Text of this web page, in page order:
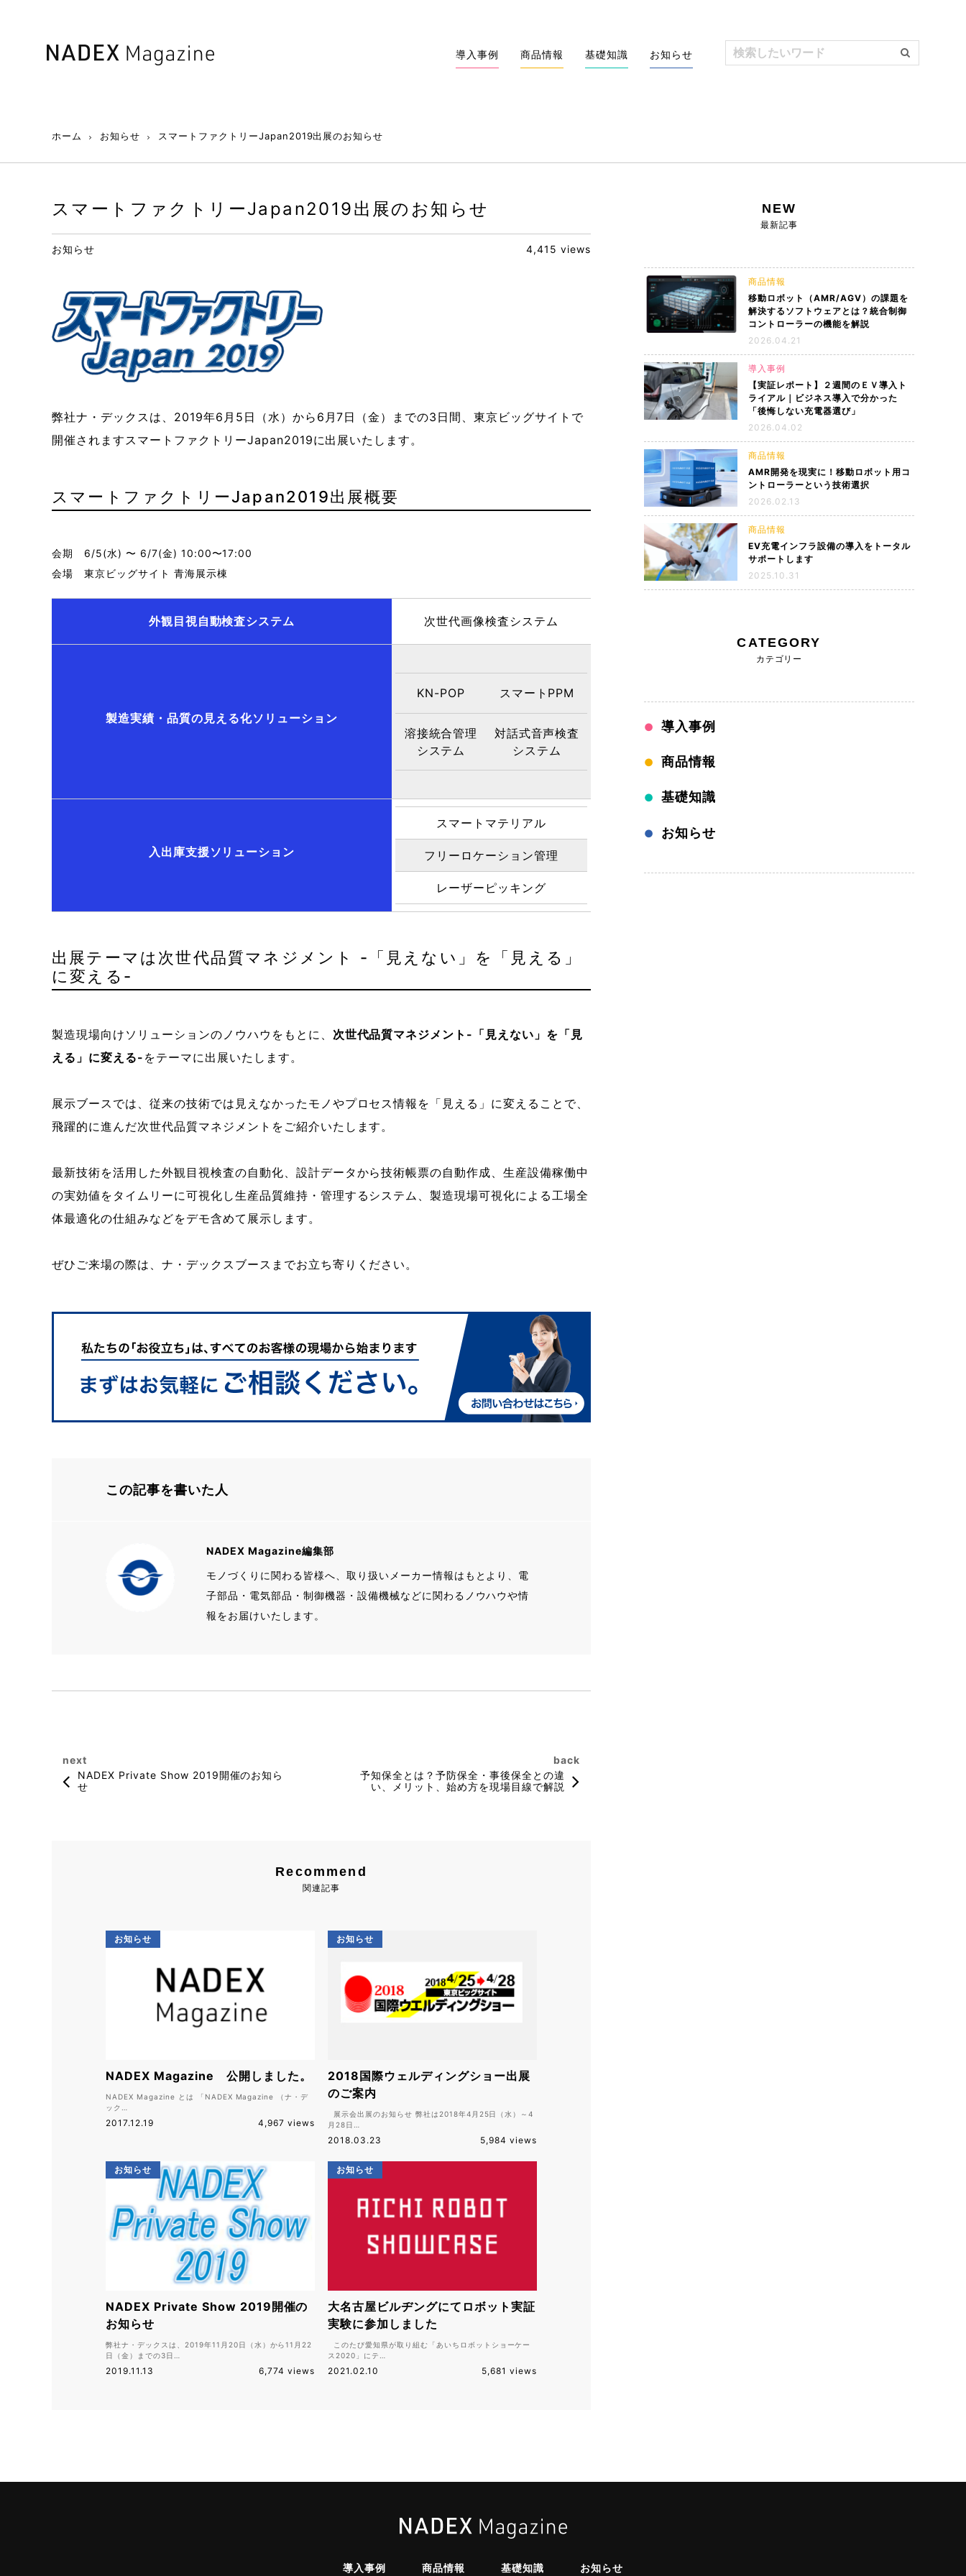
導入事例
トライアル｜ビジネス導入で分かっ
た「後悔しない充電器選び」
「EVを導入したいが、本当に仕事で使えるのか？」
「充電器の種類が多くてどれを選べ…
商品情報
を解決するソフトウェアとは？統合
制御コントローラーの機能を解説
移動ロボットを支える、ソフトウェアのご紹介 近年、
移動ロボット（AGV，AMR）…
用コントローラーという技術選択
搬送自動化の加速と課題 製造・物流現場では、人手不
足や多品種少量生産への対応を背…
2026.02.13
EV充電インフラ設備の導入をトー
EV充電インフラ設備の導入はナ・デックスにお任せく
2,550 views
混載積み付けロボットシステム｜E
FFY 03-mix
協働ロボットと3Dビジョンカメラを搭載したパレタイ
ズパッケージのご紹介です。ワー…
2025.08.06 1,958 views
基礎知識
削減に効果アリ！
工場内では一般的に、コンプレッサの圧縮空気の生産
量を100%とした場合、そのうち…
2023.10.24 7,198 views
との違い、メリット、始め方を現場
目線で解説
「設備が止まるたびに、生産計画は崩れ、現場は対応
に追われる。保全担当は休日でも呼…
加速度センサの種類と、選定のため
加速度センサの基礎概要 運動計測をするセンサの1種
47,867 views
お知らせ
レーザ無償トライキャンペーン
2025年7月から10月末までの期間限定で三菱電機製フ
ァイバーレーザMF100を…
2025.07.10 3,415 views
証実験しました
2021年11月2日（火）～ 3日（水）の2日間にわたり、
愛知県が主催するAIC…
2021.11.05
大名古屋ビルヂングにてロボット実
このたび愛知県が取り組む「あいちロボットショーケ
5,681 views
NADEX Private Show 2019開催
のお知らせ
弊社ナ・デックスは、2019年11月20日（水）から11
月22日（金）までの3日…
2019.11.13 6,774 views
ホーム お知らせ スマートファクトリーJapan2019出展のお知らせ
スマートファクトリーJapan2019出展のお知らせ
お知らせ 4,415 views
弊社ナ・デックスは、2019年6月5日（水）から6月7日（金）までの3日間、東京ビッグサイトで
開催されますスマートファクトリーJapan2019に出展いたします。
スマートファクトリーJapan2019出展概要
会期 6/5(水) 〜 6/7(金) 10:00〜17:00
会場 東京ビッグサイト 青海展示棟
外観目視自動検査システム 次世代画像検査システム
製造実績・品質の見える化ソリューション
KN-POP スマートPPM
溶接統合管理
システム
対話式音声検査
システム
入出庫支援ソリューション
スマートマテリアル
フリーロケーション管理
レーザーピッキング
出展テーマは次世代品質マネジメント -「見えない」を「見える」
に変える-
製造現場向けソリューションのノウハウをもとに、 次世代品質マネジメント-「見えない」を「見
える」に変える- をテーマに出展いたします。
展示ブースでは、従来の技術では見えなかったモノやプロセス情報を「見える」に変えることで、
飛躍的に進んだ次世代品質マネジメントをご紹介いたします。
最新技術を活用した外観目視検査の自動化、設計データから技術帳票の自動作成、生産設備稼働中
の実効値をタイムリーに可視化し生産品質維持・管理するシステム、製造現場可視化による工場全
体最適化の仕組みなどをデモ含めて展示します。
ぜひご来場の際は、ナ・デックスブースまでお立ち寄りください。
この記事を書いた人
NADEX Magazine編集部
モノづくりに関わる皆様へ、取り扱いメーカー情報はもとより、電
子部品・電気部品・制御機器・設備機械などに関わるノウハウや情
報をお届けいたします。
next
NADEX Private Show 2019開催のお知ら
せ
back
予知保全とは？予防保全・事後保全との違
い、メリット、始め方を現場目線で解説
Recommend
関連記事
NADEX Magazine 公開しました。
NADEX Magazine とは 「NADEX Magazine （ナ・デ
ック…
お知らせ
2017.12.19 4,967 views
2018国際ウェルディングショー出展
のご案内
展示会出展のお知らせ 弊社は2018年4月25日（水）～4
月28日…
お知らせ
2018.03.23 5,984 views
NADEX Private Show 2019開催の
お知らせ
弊社ナ・デックスは、2019年11月20日（水）から11月22
日（金）までの3日…
お知らせ
2019.11.13 6,774 views
大名古屋ビルヂングにてロボット実証
実験に参加しました
このたび愛知県が取り組む「あいちロボットショーケー
ス2020」にテ…
お知らせ
2021.02.10 5,681 views
NEW
最新記事
商品情報
移動ロボット（AMR/AGV）の課題を
解決するソフトウェアとは？統合制御
コントローラーの機能を解説
2026.04.21
導入事例
【実証レポート】２週間のＥＶ導入ト
ライアル｜ビジネス導入で分かった
「後悔しない充電器選び」
2026.04.02
商品情報
AMR開発を現実に！移動ロボット用コ
ントローラーという技術選択
2026.02.13
商品情報
EV充電インフラ設備の導入をトータル
サポートします
2025.10.31
CATEGORY
カテゴリー
導入事例
商品情報
基礎知識
お知らせ
導入事例 商品情報 基礎知識 お知らせ